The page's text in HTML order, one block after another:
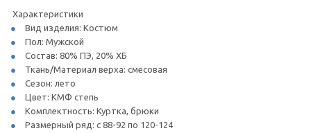
Характеристики
Вид изделия: Костюм
Пол: Мужской
Состав: 80% ПЭ, 20% ХБ
Ткань/Материал верха: смесовая
Сезон: лето
Цвет: КМФ степь
Комплектность: Куртка, брюки
Размерный ряд: с 88-92 по 120-124